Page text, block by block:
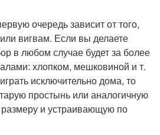
очередь зависит от того,
вигвам. Если вы делаете
в любом случае будет за более
хлопком, мешковиной и т.
исключительно дома, то
простынь или аналогичную
и устраивающую по